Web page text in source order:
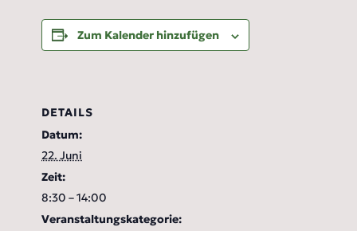
Zum Kalender hinzufügen
DETAILS
Datum:
22. Juni
Zeit:
8:30 – 14:00
Veranstaltungskategorie: